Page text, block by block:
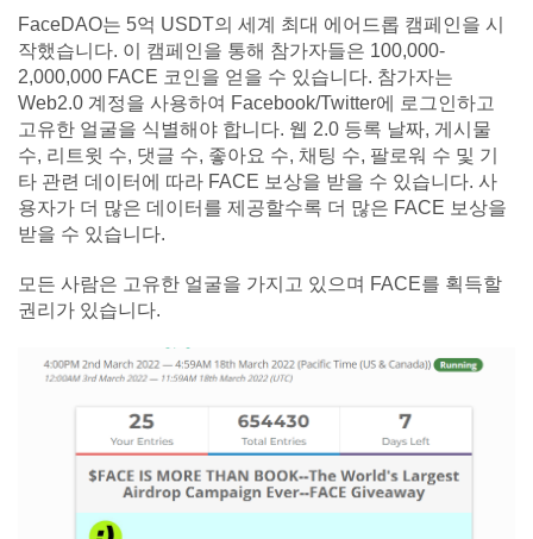
FaceDAO는 5억 USDT의 세계 최대 에어드롭 캠페인을 시
작했습니다. 이 캠페인을 통해 참가자들은 100,000-
2,000,000 FACE 코인을 얻을 수 있습니다. 참가자는
Web2.0 계정을 사용하여 Facebook/Twitter에 로그인하고
고유한 얼굴을 식별해야 합니다. 웹 2.0 등록 날짜, 게시물
수, 리트윗 수, 댓글 수, 좋아요 수, 채팅 수, 팔로워 수 및 기
타 관련 데이터에 따라 FACE 보상을 받을 수 있습니다. 사
용자가 더 많은 데이터를 제공할수록 더 많은 FACE 보상을
받을 수 있습니다.
모든 사람은 고유한 얼굴을 가지고 있으며 FACE를 획득할
권리가 있습니다.